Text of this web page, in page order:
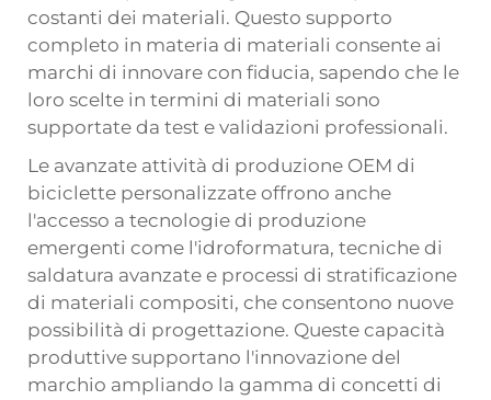
costanti dei materiali. Questo supporto
completo in materia di materiali consente ai
marchi di innovare con fiducia, sapendo che le
loro scelte in termini di materiali sono
supportate da test e validazioni professionali.
Le avanzate attività di produzione OEM di
biciclette personalizzate offrono anche
l'accesso a tecnologie di produzione
emergenti come l'idroformatura, tecniche di
saldatura avanzate e processi di stratificazione
di materiali compositi, che consentono nuove
possibilità di progettazione. Queste capacità
produttive supportano l'innovazione del
marchio ampliando la gamma di concetti di